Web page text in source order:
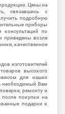
Цены на
связавшись с
подробную
приборы
по
приведены возле
качественное
изготовителей
высокого
для наших
необходимый Вам
ремонту и
покупки на
подарки к